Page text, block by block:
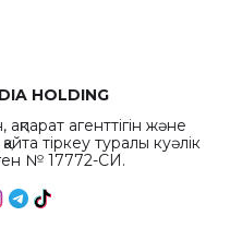
HOLDING
агенттігін және
тіркеу туралы куәлік
№ 17772-СИ.